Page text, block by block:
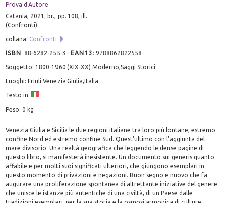
Prova d'Autore
Catania, 2021; br., pp. 108, ill.
(Confronti).
collana: Confronti
ISBN:88-6282-255-3 - EAN13 :9788862822558
Soggetto: 1800-1960 (XIX-XX) Moderno,Saggi Storici
Luoghi: Friuli Venezia Giulia,Italia
Testo in:
Peso: 0 kg
Venezia Giulia e Sicilia le due regioni italiane tra loro più lontane, estremo
confine Nord ed estremo confine Sud. Quest'ultimo con l'aggiunta del
mare divisorio. Una realtà geografica che leggendo le dense pagine di
questo libro, si manifesterà inesistente. Un documento sui generis quanto
affabile e per molti suoi significati ulteriori, che giungono esemplari in
questo momento di privazioni e negazioni. Buon segno e nuovo che fa
augurare una proliferazione spontanea di altrettante iniziative del genere
che unisce le istanze più autentiche di una civiltà, di un Paese dalle